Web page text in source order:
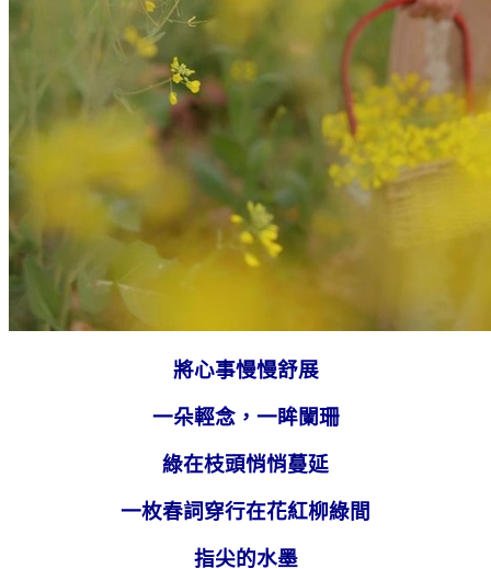
將心事慢慢舒展
一朵輕念，一眸闌珊
綠在枝頭悄悄蔓延
一枚春詞穿行在花紅柳綠間
指尖的水墨